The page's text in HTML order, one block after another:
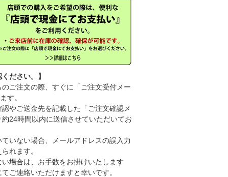
ださい。】
ご注文の際、すぐに「ご注文受付メー
す。
やご送金先を記載した「ご注文確認メ
24時間以内に送信させていただいてお
いない場合、メールアドレスの誤入力
れます。
場合は、お手数をお掛けいたします
ご連絡いただけますと幸いです。